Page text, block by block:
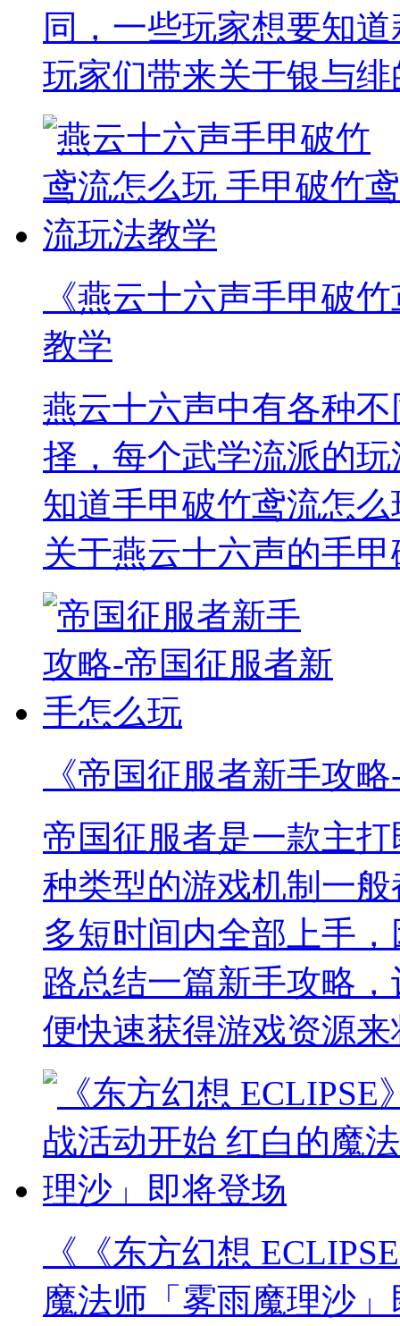
同，一些玩家想要知
玩家们带来关于银与
《燕云十六声手甲破
教学
燕云十六声中有各种
择，每个武学流派的
知道手甲破竹鸢流怎
关于燕云十六声的手
《帝国征服者新手攻
帝国征服者是一款主
种类型的游戏机制一
多短时间内全部上手
路总结一篇新手攻略
便快速获得游戏资源
《《东方幻想
魔法师「雾雨魔理沙